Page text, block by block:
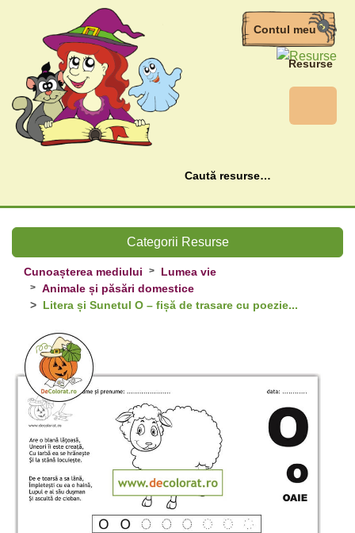
Contul meu
Resurse
Caută
Categorii Resurse
Cunoașterea mediului
Lumea vie
Animale și păsări domestice
Litera și Sunetul O – fișă de trasare cu poezie...